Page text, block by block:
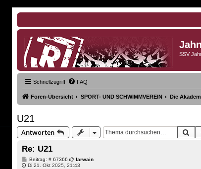
SSV
Schnellzugriff FAQ
Foren-Übersicht SPORT- UND SCHWIMMVEREIN Die
U21
Antworten
Re: U21
Beitrag: # 67366 B
e
Iarwain
Di 21. Okt 2025, 21:43